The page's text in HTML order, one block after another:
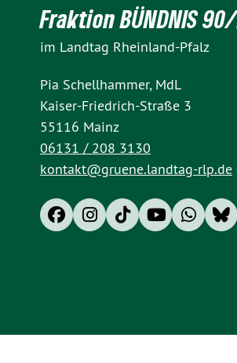
Fraktion BÜNDNIS 90/
im Landtag Rheinland-Pfalz
Pia Schellhammer, MdL
Kaiser-Friedrich-Straße 3
55116 Mainz
06131 / 208 3130
kontakt@gruene.landtag-rlp.de